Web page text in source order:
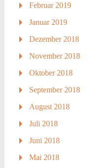
Februar 2019
Januar 2019
Dezember 2018
November 2018
Oktober 2018
September 2018
August 2018
Juli 2018
Juni 2018
Mai 2018